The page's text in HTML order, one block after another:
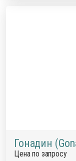
Гонадин
Цена по запросу